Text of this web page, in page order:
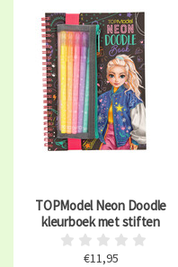
TOPModel Neon Doodle
kleurboek met stiften
€11,95